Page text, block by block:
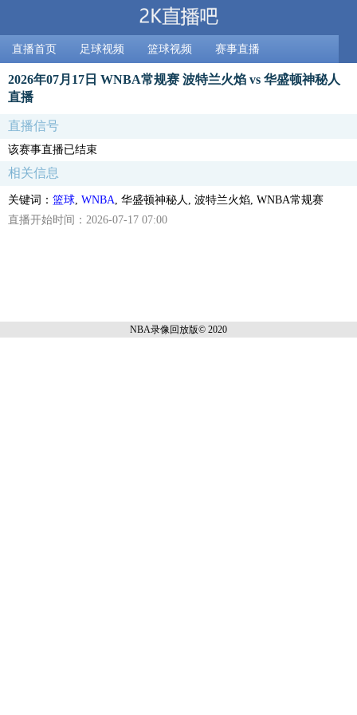
直播首页 足球视频 篮球视频 赛事直播
2026年07月17日 WNBA常规赛 波特兰火焰 vs 华盛顿神秘人
直播
直播信号
该赛事直播已结束
相关信息
关键词： 篮球 WNBA , 华盛顿神秘人, 波特兰火焰, WNBA常规赛
直播开始时间：2026-07-17 07:00
NBA录像回放版© 2020